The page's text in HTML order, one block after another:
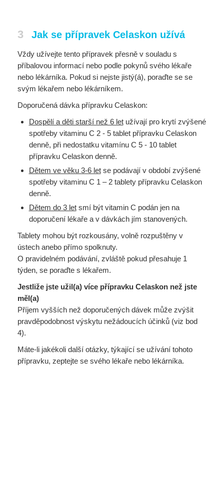
3 Jak se přípravek Celaskon užívá
Vždy užívejte tento přípravek přesně v souladu s
příbalovou informací nebo podle pokynů svého lékaře
nebo lékárníka. Pokud si nejste jistý(á), poraďte se se
svým lékařem nebo lékárníkem.
Doporučená dávka přípravku Celaskon:
Dospělí a děti starší než 6 letužívají pro krytí zvýšené
spotřeby vitaminu C 2 - 5 tablet přípravku Celaskon
denně, při nedostatku vitamínu C 5 - 10 tablet
přípravku Celaskon denně.
Dětem ve věku 3-6 letse podávají v období zvýšené
spotřeby vitaminu C 1 – 2 tablety přípravku Celaskon
denně.
Dětem do 3 letsmí být vitamin C podán jen na
doporučení lékaře a v dávkách jím stanovených.
Tablety mohou být rozkousány, volně rozpuštěny v
ústech anebo přímo spolknuty.
O pravidelném podávání, zvláště pokud přesahuje 1
týden, se poraďte s lékařem.
Jestliže jste užil(a) více přípravku Celaskon než jste
měl(a)
Příjem vyšších než doporučených dávek může zvýšit
pravděpodobnost výskytu nežádoucích účinků (viz bod
4).
Máte-li jakékoli další otázky, týkající se užívání tohoto
přípravku, zeptejte se svého lékaře nebo lékárníka.